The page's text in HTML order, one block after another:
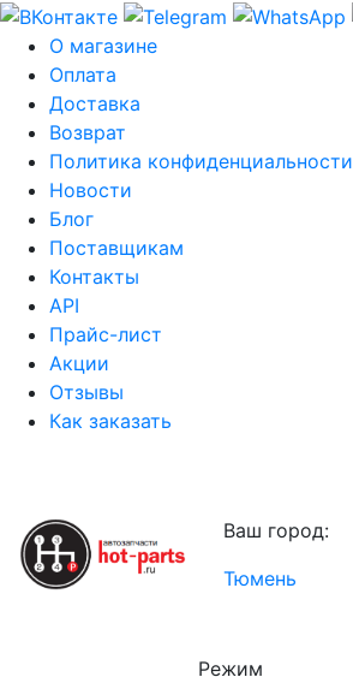
О магазине
Оплата
Доставка
Возврат
Политика конфиденциальности
Новости
Блог
Поставщикам
Контакты
API
Прайс-лист
Акции
Отзывы
Как заказать
Ваш город:
Тюмень
Режим